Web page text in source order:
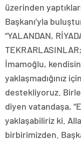
üzerinden
Başkanı’yla
“YALANDAN,
İmamoğlu,
yaklaşmadığınız
destekliyoruz.
diyen vatandaşa,
yaklaşabiliriz ki.
birbirimizden.